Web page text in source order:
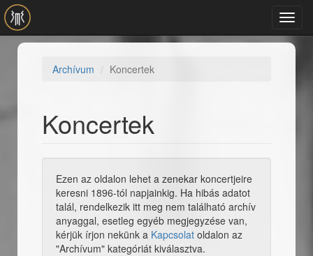
Ugrás a tartalomra
Archívum Koncertek
Koncertek
Ezen az oldalon lehet a zenekar koncertjeire
keresni 1896-tól napjainkig. Ha hibás adatot
talál, rendelkezik itt meg nem található archív
anyaggal, esetleg egyéb megjegyzése van,
kérjük írjon nekünk a Kapcsolat oldalon az
"Archívum" kategóriát kiválasztva.